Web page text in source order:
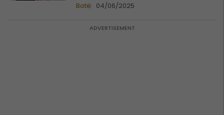
Botë 04/06/2025